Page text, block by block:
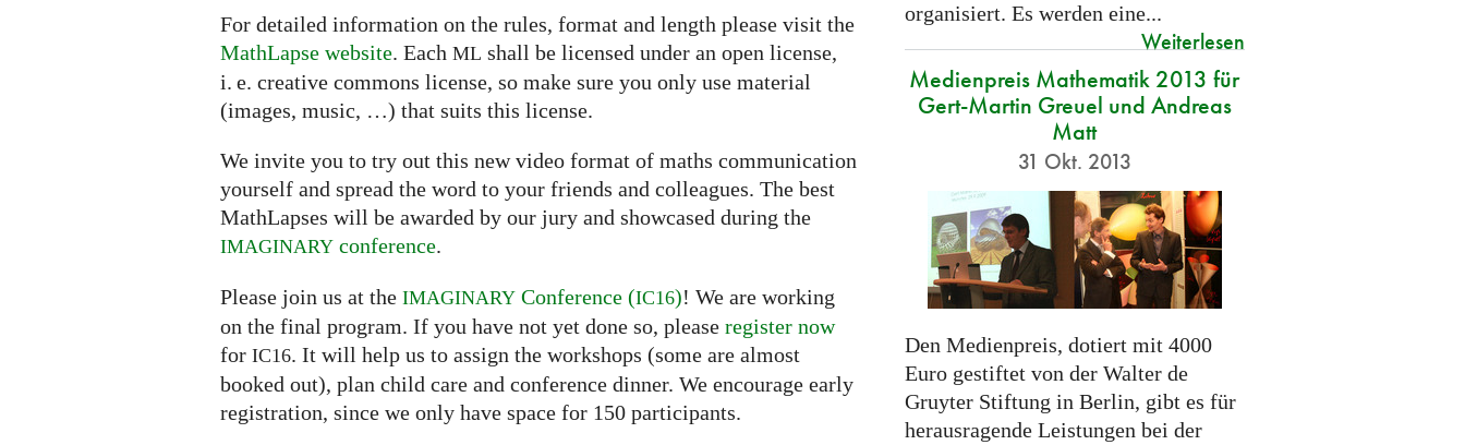
For detailed information on the rules, format and length please visit the
MathLapse website. Each ML shall be licensed under an open license,
i. e. creative commons license, so make sure you only use material
(images, music, …) that suits this license.
We invite you to try out this new video format of maths communication
yourself and spread the word to your friends and colleagues. The best
MathLapses will be awarded by our jury and showcased during the
IMAGINARY conference.
Please join us at the IMAGINARY Conference (IC16)! We are working
on the final program. If you have not yet done so, please register now
for IC16. It will help us to assign the workshops (some are almost
booked out), plan child care and conference dinner. We encourage early
registration, since we only have space for 150 participants.
organisiert. Es werden eine...
Weiterlesen
Medienpreis Mathematik 2013 für
Gert-Martin Greuel und Andreas
Matt
31 Okt. 2013
Den Medienpreis, dotiert mit 4000
Euro gestiftet von der Walter de
Gruyter Stiftung in Berlin, gibt es für
herausragende Leistungen bei der